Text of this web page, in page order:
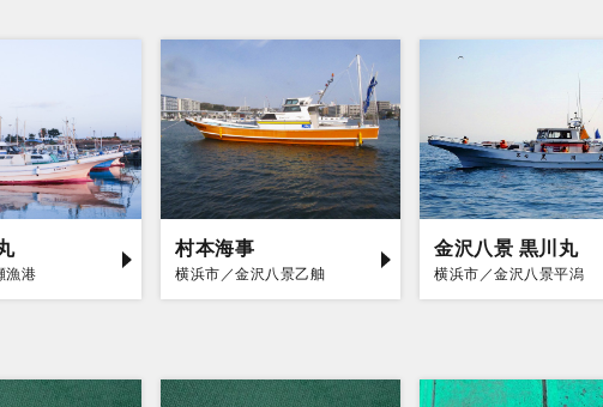
漁港
村本海事
横浜市／金沢八景乙舳
金沢八景 黒川丸
横浜市／金沢八景平潟